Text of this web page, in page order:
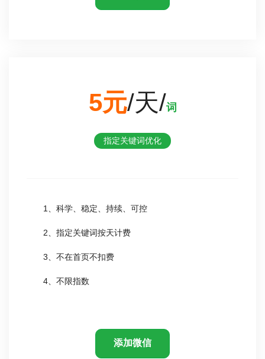
5元/天/词
指定关键词优化
1、科学、稳定、持续、可控
2、指定关键词按天计费
3、不在首页不扣费
4、不限指数
添加微信